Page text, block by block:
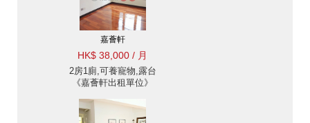
嘉薈軒
HK$ 38,000 / 月
2房1廁,可養寵物,露台
《嘉薈軒出租單位》